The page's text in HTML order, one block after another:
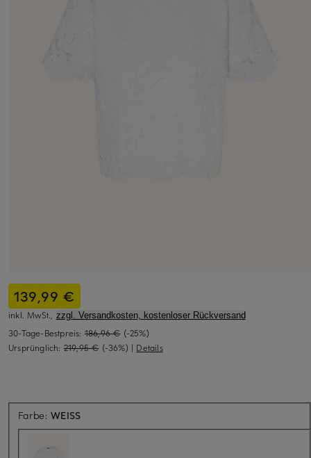
139,99 €
inkl. MwSt., zzgl. Versandkosten, kostenloser Rückversand
30-Tage-Bestpreis: 186,96 € (-25%)
Ursprünglich: 219,95 € (-36%) | Details
Farbe:WEISS